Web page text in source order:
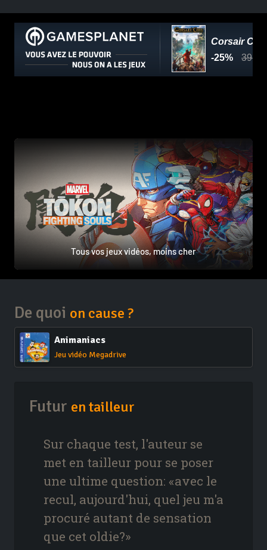
Tous vos jeux vidéos, moins cher
De quoi on cause ?
Animaniacs
Jeu vidéo Megadrive
Futur en tailleur
Sur chaque test, l'auteur se
met en tailleur pour se poser
une ultime question: «avec le
recul, aujourd'hui, quel jeu m'a
procuré autant de sensation
que cet oldie?»